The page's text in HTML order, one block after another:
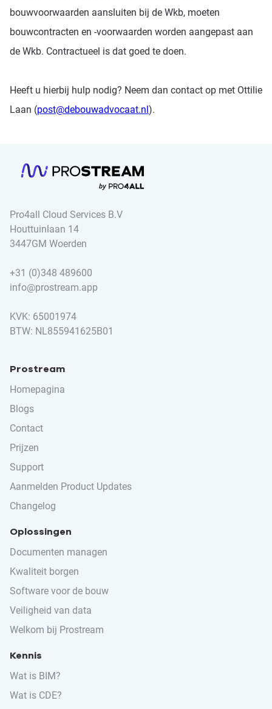
bouwvoorwaarden aansluiten bij de Wkb, moeten
bouwcontracten en -voorwaarden worden aangepast aan
de Wkb. Contractueel is dat goed te doen.
Heeft u hierbij hulp nodig? Neem dan contact op met Ottilie
Laan (post@debouwadvocaat.nl ).
Pro4all Cloud Services B.V
Houttuinlaan 14
3447GM Woerden
+31 (0)348 489600
info@prostream.app
KVK: 65001974
BTW: NL855941625B01
Prostream
Homepagina
Blogs
Contact
Prijzen
Support
Aanmelden Product Updates
Changelog
Oplossingen
Documenten managen
Kwaliteit borgen
Software voor de bouw
Veiligheid van data
Welkom bij Prostream
Kennis
Wat is BIM?
Wat is CDE?